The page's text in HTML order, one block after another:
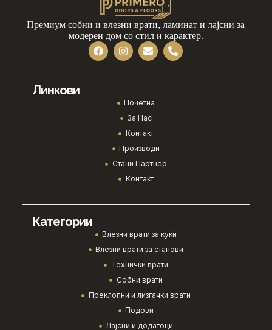
Премиум собни и влезни врати, ламинат и лајсни за
модерен дом со стил и карактер.
Линкови
Почетна
За Нас
Контакт
Производи
Стани Партнер
Контакт
Категории
Влезни врати за куќи
Влезни врати за станови
Технички врати
Собни врати
Преклопни и лизгачки врати
Подови
Лајсни и додатоци